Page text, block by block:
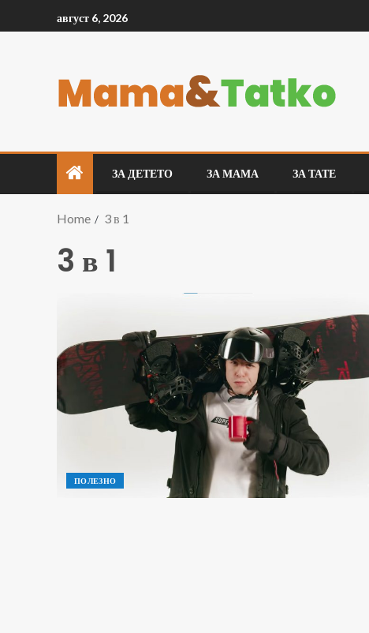
август 6, 2026
ЗА ДЕТЕТО ЗА МАМА ЗА ТАТЕ
Home 3 в 1
3 в 1
ПОЛЕЗНО